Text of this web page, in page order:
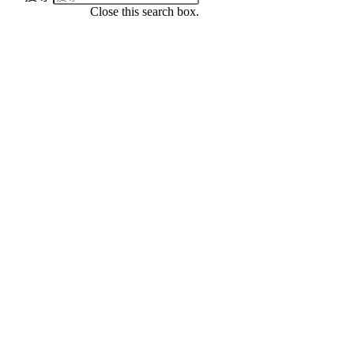
Close this search box.